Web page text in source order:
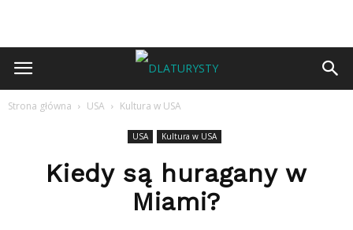
Strona główna USA Kultura w USA
USA Kultura w USA
Kiedy są huragany w
Miami?